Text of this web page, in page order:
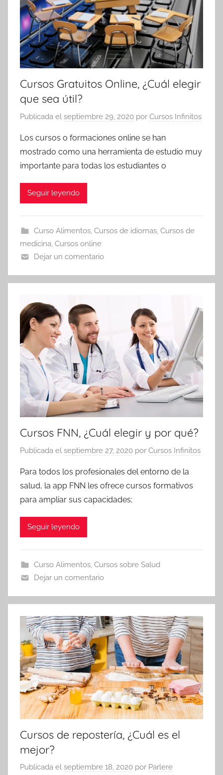
Cursos Gratuitos Online, ¿Cuál elegir
que sea útil?
Publicada el septiembre 29, 2020 por Cursos Infinitos
Los cursos o formaciones online se han
mostrado como una herramienta de estudio muy
importante para todas los estudiantes o
Seguir leyendo
Curso Alimentos, Cursos de idiomas, Cursos de
medicina, Cursos online
Dejar un comentario
Cursos FNN, ¿Cuál elegir y por qué?
Publicada el septiembre 27, 2020 por Cursos Infinitos
Para todos los profesionales del entorno de la
salud, la app FNN les ofrece cursos formativos
para ampliar sus capacidades;
Seguir leyendo
Curso Alimentos, Cursos sobre Salud
Dejar un comentario
Cursos de repostería, ¿Cuál es el
mejor?
Publicada el septiembre 18, 2020 por Parlere